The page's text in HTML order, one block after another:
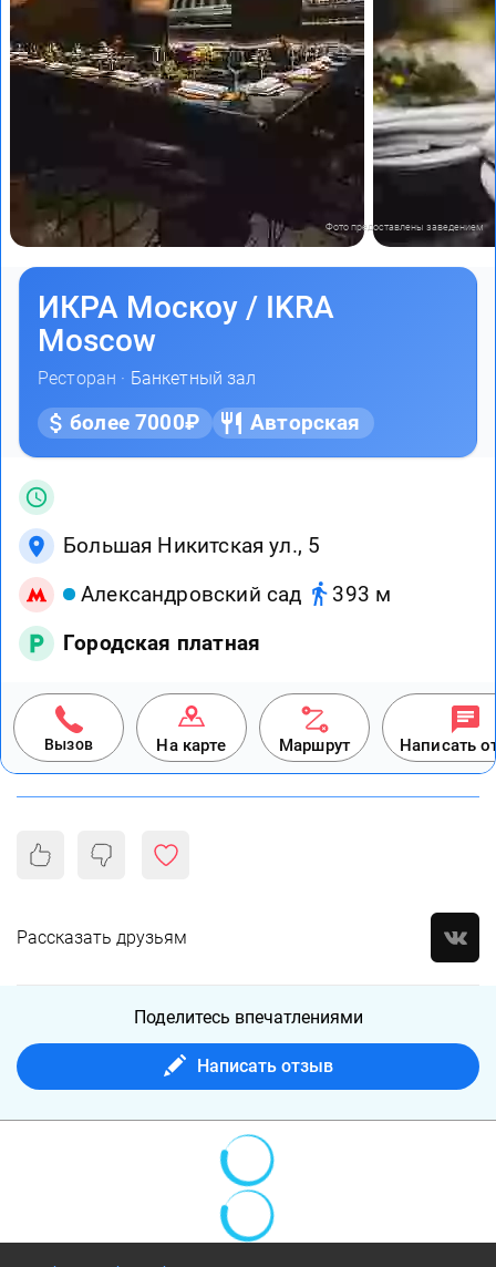
Фото предоставлены заведением
ИКРА Москоу / IKRA
Moscow
Ресторан · Банкетный зал
более 7000₽ Авторская
Большая Никитская ул., 5
Александровский сад
393 м
Городская платная
Вызов На карте Маршрут Написать
Рассказать друзьям
Поделитесь впечатлениями
Написать отзыв